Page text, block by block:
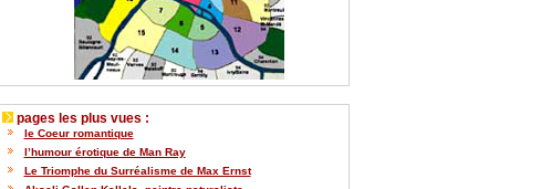
pages les plus vues :
le Coeur romantique
l’humour érotique de Man Ray
Le Triomphe du Surréalisme de Max Ernst